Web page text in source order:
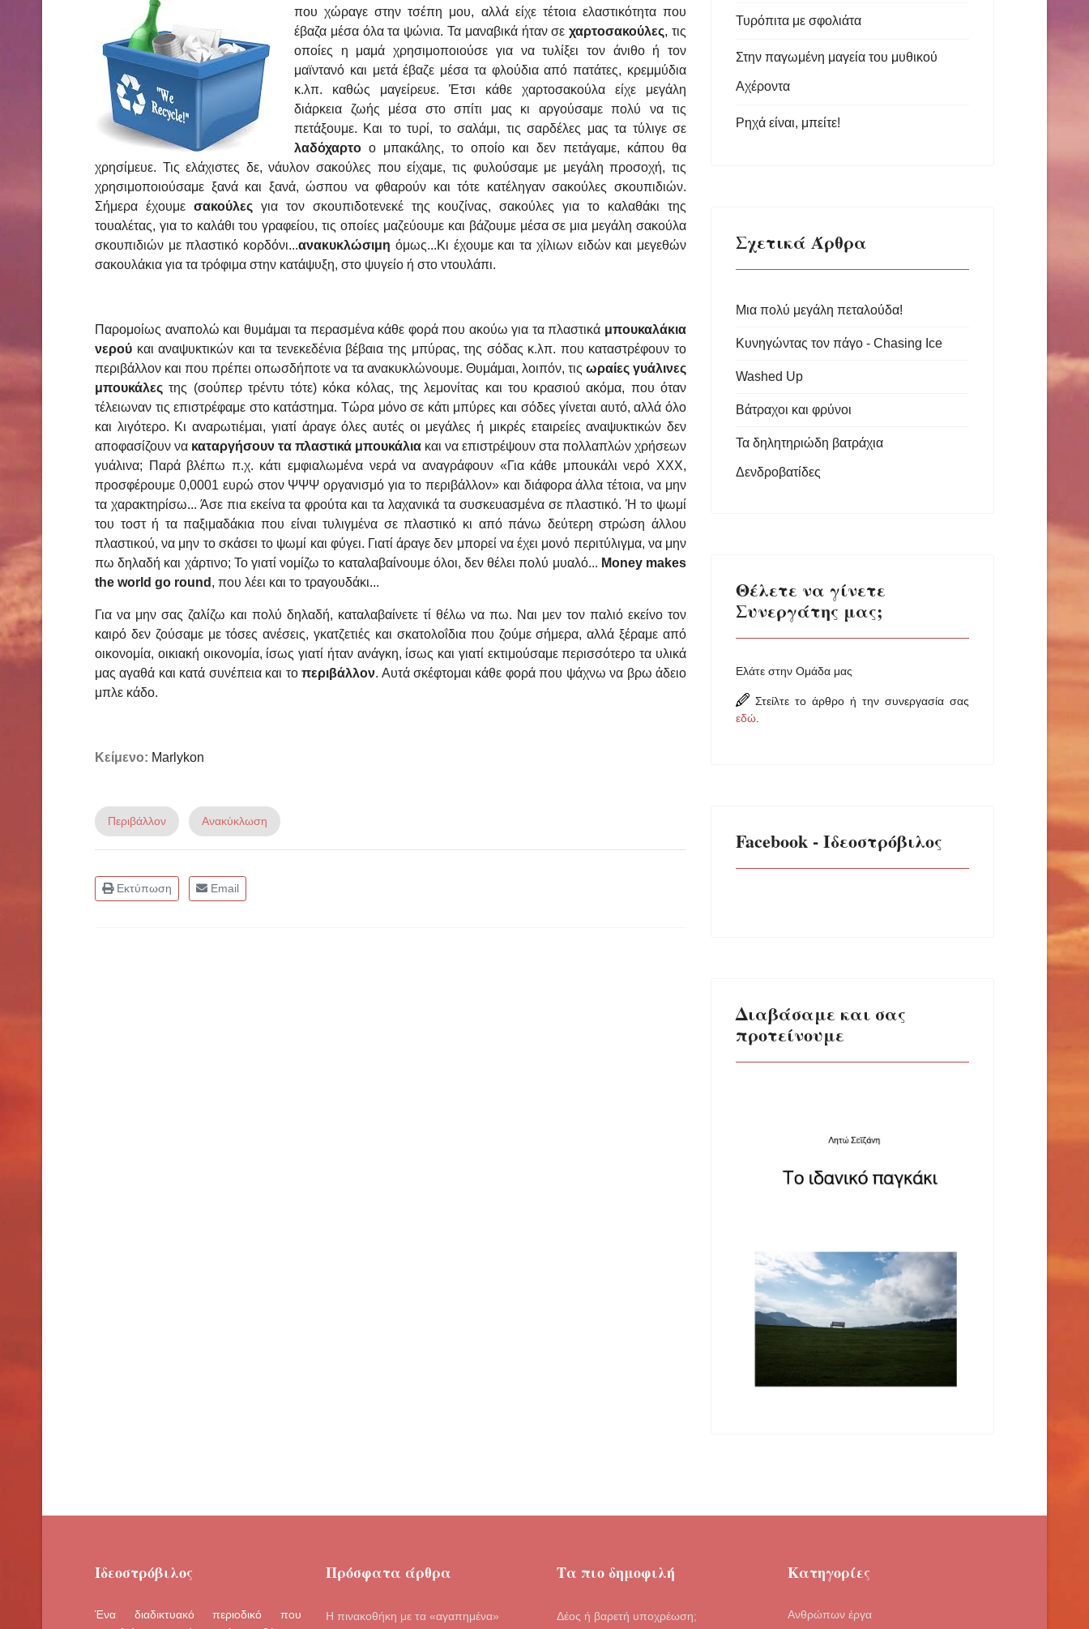
που χώραγε στην τσέπη μου, αλλά είχε τέτοια ελαστικότητα που
έβαζα μέσα όλα τα ψώνια. Τα μαναβικά ήταν σεχαρτοσακούλες, τις
οποίες η μαμά χρησιμοποιούσε για να τυλίξει τον άνιθο ή τον
μαϊντανό και μετά έβαζε μέσα τα φλούδια από πατάτες, κρεμμύδια
κ.λπ. καθώς μαγείρευε. Έτσι κάθε χαρτοσακούλα είχε μεγάλη
διάρκεια ζωής μέσα στο σπίτι μας κι αργούσαμε πολύ να τις
πετάξουμε. Και το τυρί, το σαλάμι, τις σαρδέλες μας τα τύλιγε σε
λαδόχαρτο ο μπακάλης, το οποίο και δεν πετάγαμε, κάπου θα
χρησίμευε. Τις ελάχιστες δε, νάυλον σακούλες που είχαμε, τις φυλούσαμε με μεγάλη προσοχή, τις
χρησιμοποιούσαμε ξανά και ξανά, ώσπου να φθαρούν και τότε κατέληγαν σακούλες σκουπιδιών.
Σήμερα έχουμε σακούλεςγια τον σκουπιδοτενεκέ της κουζίνας, σακούλες για το καλαθάκι της
τουαλέτας, για το καλάθι του γραφείου, τις οποίες μαζεύουμε και βάζουμε μέσα σε μια μεγάλη σακούλα
σκουπιδιών με πλαστικό κορδόνι...ανακυκλώσιμη όμως...Κι έχουμε και τα χίλιων ειδών και μεγεθών
σακουλάκια για τα τρόφιμα στην κατάψυξη, στο ψυγείο ή στο ντουλάπι.
Παρομοίως αναπολώ και θυμάμαι τα περασμένα κάθε φορά που ακούω για τα πλαστικά μπουκαλάκια
νερού και αναψυκτικών και τα τενεκεδένια βέβαια της μπύρας, της σόδας κ.λπ. που καταστρέφουν το
περιβάλλον και που πρέπει οπωσδήποτε να τα ανακυκλώνουμε. Θυμάμαι, λοιπόν, τις ωραίες γυάλινες
μπουκάλες της (σούπερ τρέντυ τότε) κόκα κόλας, της λεμονίτας και του κρασιού ακόμα, που όταν
τέλειωναν τις επιστρέφαμε στο κατάστημα. Τώρα μόνο σε κάτι μπύρες και σόδες γίνεται αυτό, αλλά όλο
και λιγότερο. Κι αναρωτιέμαι, γιατί άραγε όλες αυτές οι μεγάλες ή μικρές εταιρείες αναψυκτικών δεν
αποφασίζουν να καταργήσουν τα πλαστικά μπουκάλια και να επιστρέψουν στα πολλαπλών χρήσεων
γυάλινα; Παρά βλέπω π.χ. κάτι εμφιαλωμένα νερά να αναγράφουν «Για κάθε μπουκάλι νερό ΧΧΧ,
προσφέρουμε 0,0001 ευρώ στον ΨΨΨ οργανισμό για το περιβάλλον» και διάφορα άλλα τέτοια, να μην
τα χαρακτηρίσω... Άσε πια εκείνα τα φρούτα και τα λαχανικά τα συσκευασμένα σε πλαστικό. Ή το ψωμί
του τοστ ή τα παξιμαδάκια που είναι τυλιγμένα σε πλαστικό κι από πάνω δεύτερη στρώση άλλου
πλαστικού, να μην το σκάσει το ψωμί και φύγει. Γιατί άραγε δεν μπορεί να έχει μονό περιτύλιγμα, να μην
πω δηλαδή και χάρτινο; Το γιατί νομίζω το καταλαβαίνουμε όλοι, δεν θέλει πολύ μυαλό... Money makes
the world go round , που λέει και το τραγουδάκι...
Για να μην σας ζαλίζω και πολύ δηλαδή, καταλαβαίνετε τί θέλω να πω. Ναι μεν τον παλιό εκείνο τον
καιρό δεν ζούσαμε με τόσες ανέσεις, γκατζετιές και σκατολοΐδια που ζούμε σήμερα, αλλά ξέραμε από
οικονομία, οικιακή οικονομία, ίσως γιατί ήταν ανάγκη, ίσως και γιατί εκτιμούσαμε περισσότερο τα υλικά
μας αγαθά και κατά συνέπεια και τοπεριβάλλον. Αυτά σκέφτομαι κάθε φορά που ψάχνω να βρω άδειο
μπλε κάδο.
Κείμενο: Marlykon
Περιβάλλον Ανακύκλωση
Εκτύπωση Email
Τυρόπιτα με σφολιάτα
Στην παγωμένη μαγεία του μυθικού
Αχέροντα
Ρηχά είναι, μπείτε!
Σχετικά Άρθρα
Μια πολύ μεγάλη πεταλούδα!
Κυνηγώντας τον πάγο - Chasing Ice
Washed Up
Βάτραχοι και φρύνοι
Τα δηλητηριώδη βατράχια
Δενδροβατίδες
Θέλετε να γίνετε
Συνεργάτης μας;
Ελάτε στην Ομάδα μας
Στείλτε το άρθρο ή την συνεργασία σας
εδώ
Facebook - Ιδεοστρόβιλος
Διαβάσαμε και σας
προτείνουμε
Ιδεοστρόβιλος
Ένα διαδικτυακό περιοδικό που
Πρόσφατα άρθρα
Η πινακοθήκη με τα «αγαπημένα»
Τα πιο δημοφιλή
Δέος ή βαρετή υποχρέωση;
Κατηγορίες
Ανθρώπων έργα